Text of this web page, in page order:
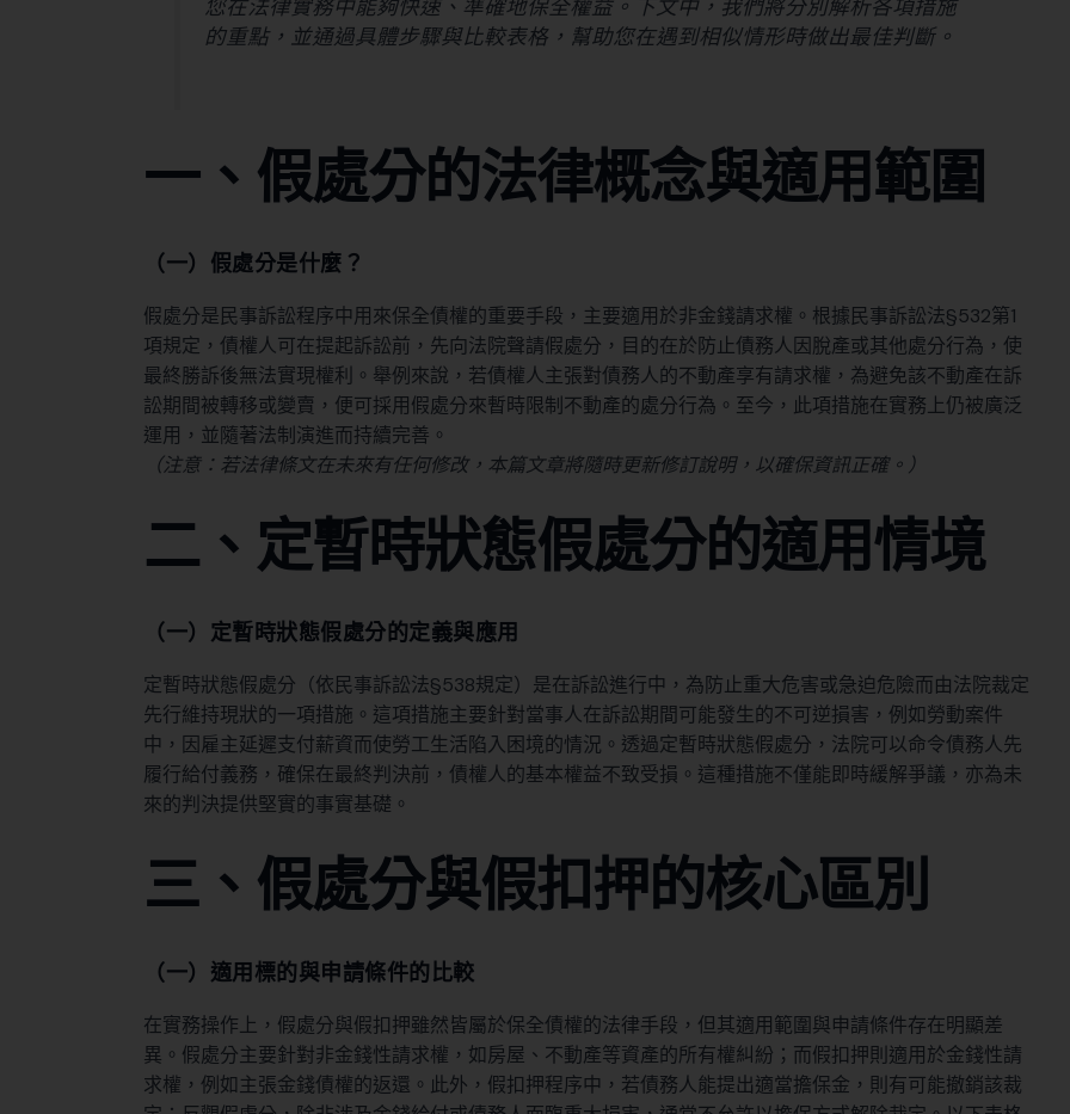
您在法律實務中能夠快速、準確地保全權益。下文中，我們將分別解析各項措施
的重點，並通過具體步驟與比較表格，幫助您在遇到相似情形時做出最佳判斷。
一、假處分的法律概念與適用範圍
（一）假處分是什麼？
假處分是民事訴訟程序中用來保全債權的重要手段，主要適用於非金錢請求權。根據民事訴訟法§532第1
項規定，債權人可在提起訴訟前，先向法院聲請假處分，目的在於防止債務人因脫產或其他處分行為，使
最終勝訴後無法實現權利。舉例來說，若債權人主張對債務人的不動產享有請求權，為避免該不動產在訴
訟期間被轉移或變賣，便可採用假處分來暫時限制不動產的處分行為。至今，此項措施在實務上仍被廣泛
運用，並隨著法制演進而持續完善。
（注意：若法律條文在未來有任何修改，本篇文章將隨時更新修訂說明，以確保資訊正確。）
二、定暫時狀態假處分的適用情境
（一）定暫時狀態假處分的定義與應用
定暫時狀態假處分（依民事訴訟法§538規定）是在訴訟進行中，為防止重大危害或急迫危險而由法院裁定
先行維持現狀的一項措施。這項措施主要針對當事人在訴訟期間可能發生的不可逆損害，例如勞動案件
中，因雇主延遲支付薪資而使勞工生活陷入困境的情況。透過定暫時狀態假處分，法院可以命令債務人先
履行給付義務，確保在最終判決前，債權人的基本權益不致受損。這種措施不僅能即時緩解爭議，亦為未
來的判決提供堅實的事實基礎。
三、假處分與假扣押的核心區別
（一）適用標的與申請條件的比較
在實務操作上，假處分與假扣押雖然皆屬於保全債權的法律手段，但其適用範圍與申請條件存在明顯差
異。假處分主要針對非金錢性請求權，如房屋、不動產等資產的所有權糾紛；而假扣押則適用於金錢性請
求權，例如主張金錢債權的返還。此外，假扣押程序中，若債務人能提出適當擔保金，則有可能撤銷該裁